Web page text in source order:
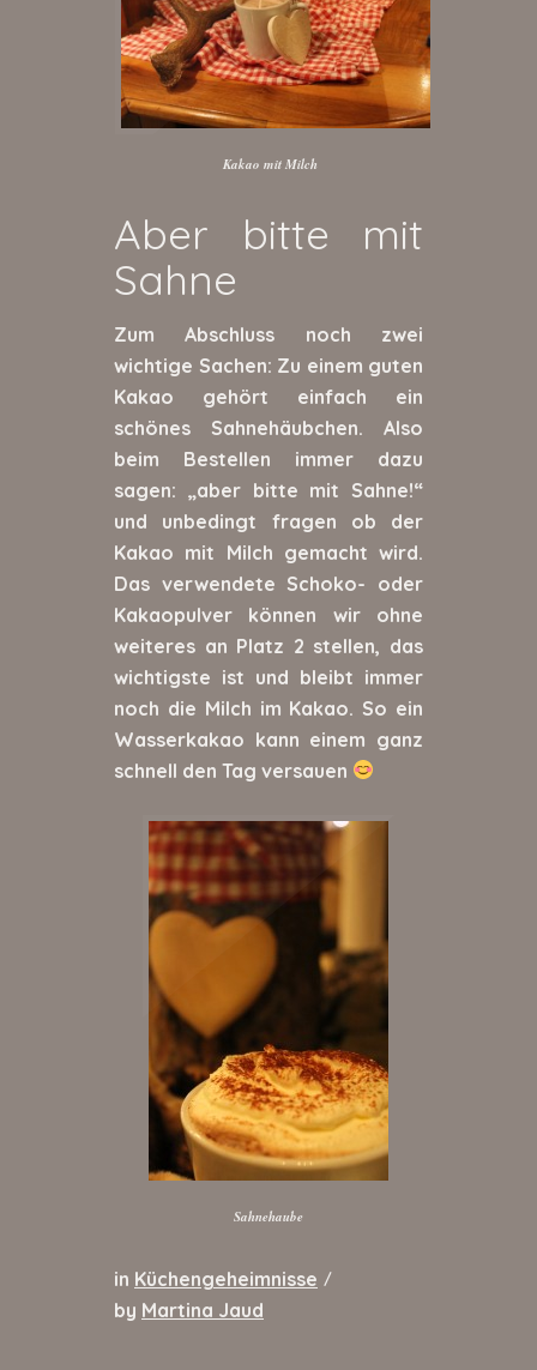
Kakao mit Milch
Aber bitte mit
Sahne
Zum Abschluss noch zwei
wichtige Sachen: Zu einem guten
Kakao gehört einfach ein
schönes Sahnehäubchen. Also
beim Bestellen immer dazu
sagen: „aber bitte mit Sahne!“
und unbedingt fragen ob der
Kakao mit Milch gemacht wird.
Das verwendete Schoko- oder
Kakaopulver können wir ohne
weiteres an Platz 2 stellen, das
wichtigste ist und bleibt immer
noch die Milch im Kakao. So ein
Wasserkakao kann einem ganz
schnell den Tag versauen
Sahnehaube
in Küchengeheimnisse /
by Martina Jaud